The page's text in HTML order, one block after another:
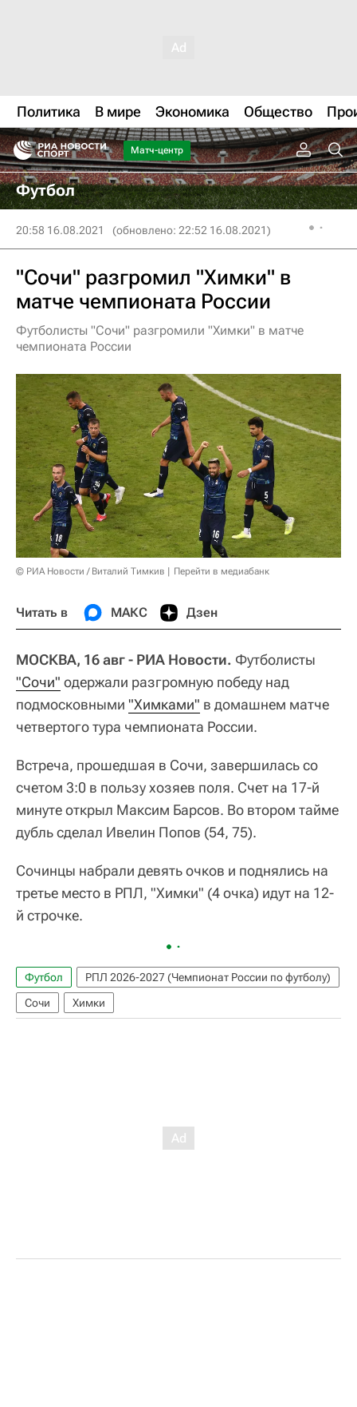
Политика В мире Экономика Общество
Матч-центр
Футбол
20:58 16.08.2021 (обновлено: 22:52 16.08.2021)
"Сочи" разгромил "Химки" в
матче чемпионата России
Футболисты "Сочи" разгромили "Химки" в матче
чемпионата России
© РИА Новости / Виталий Тимкив Перейти в медиабанк
Читать в МАКС Дзен
МОСКВА, 16 авг - РИА Новости. Футболисты
"Сочи" одержали разгромную победу над
подмосковными "Химками" в домашнем матче
четвертого тура чемпионата России.
Встреча, прошедшая в Сочи, завершилась со
счетом 3:0 в пользу хозяев поля. Счет на 17-й
минуте открыл Максим Барсов. Во втором тайме
дубль сделал Ивелин Попов (54, 75).
Сочинцы набрали девять очков и поднялись на
третье место в РПЛ, "Химки" (4 очка) идут на 12-
й строчке.
Футбол
РПЛ 2026-2027 (Чемпионат России по футболу)
Сочи
Химки